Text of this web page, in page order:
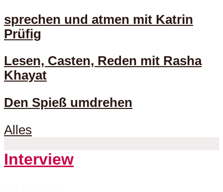
sprechen und atmen mit Katrin
Prüfig
Lesen, Casten, Reden mit Rasha
Khayat
Den Spieß umdrehen
Alles
Interview